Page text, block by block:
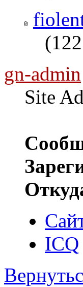
gn-admin
Site
ICQ